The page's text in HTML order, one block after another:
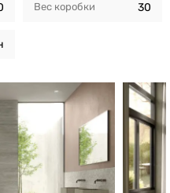
Вес коробки 30